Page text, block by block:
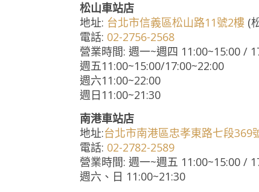
松山車站店
地址: 台北市信義區松山路11號2樓 (
電話: 02-2756-2568
營業時間: 週一~週四 11:00~15:00 /
週五11:00~15:00/17:00~22:00
週六11:00~22:00
週日11:00~21:30
南港車站店
地址:台北市南港區忠孝東路七段369
電話: 02-2782-2589
營業時間: 週一~週五 11:00~15:00 /
週六、日 11:00~21:30